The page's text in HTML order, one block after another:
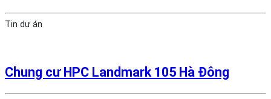
Tin dự án
Chung cư HPC Landmark 105 Hà Đông